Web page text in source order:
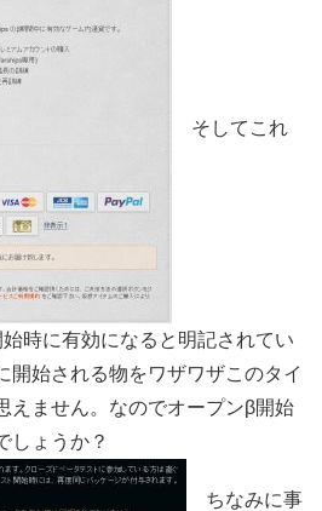
そしてこれ
時に有効になると明記されてい
開始される物をワザワザこのタイ
えません。なのでオープンβ開始
しょうか？
ちなみに事